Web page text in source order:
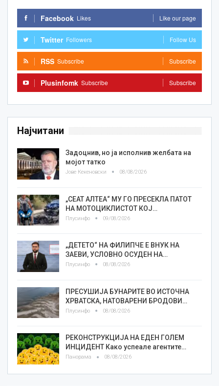
Facebook Likes Like our page
Twitter Followers Follow Us
RSS Subscribe Subscribe
Plusinfomk Subscribe Subscribe
Најчитани
Задоцнив, но ја исполнив желбата на
мојот татко
Јове Кекеновски 08/08/2026
„СЕАТ АЛТЕА“ МУ ГО ПРЕСЕКЛА ПАТОТ
НА МОТОЦИКЛИСТОТ КОЈ…
Плусинфо 09/08/2026
„ДЕТЕТО“ НА ФИЛИПЧЕ Е ВНУК НА
ЗАЕВИ, УСЛОВНО ОСУДЕН НА…
Плусинфо 08/08/2026
ПРЕСУШИЈА БУНАРИТЕ ВО ИСТОЧНА
ХРВАТСКА, НАТОВАРЕНИ БРОДОВИ…
Плусинфо 08/08/2026
РЕКОНСТРУКЦИЈА НА ЕДЕН ГОЛЕМ
ИНЦИДЕНТ Како успеале агентите…
Панорама 08/08/2026